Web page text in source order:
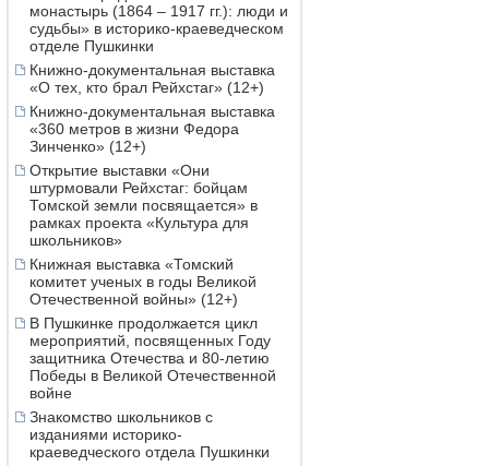
монастырь (1864 – 1917 гг.): люди и
судьбы» в историко-краеведческом
отделе Пушкинки
Книжно-документальная выставка
«О тех, кто брал Рейхстаг» (12+)
Книжно-документальная выставка
«360 метров в жизни Федора
Зинченко» (12+)
Открытие выставки «Они
штурмовали Рейхстаг: бойцам
Томской земли посвящается» в
рамках проекта «Культура для
школьников»
Книжная выставка «Томский
комитет ученых в годы Великой
Отечественной войны» (12+)
В Пушкинке продолжается цикл
мероприятий, посвященных Году
защитника Отечества и 80-летию
Победы в Великой Отечественной
войне
Знакомство школьников с
изданиями историко-
краеведческого отдела Пушкинки